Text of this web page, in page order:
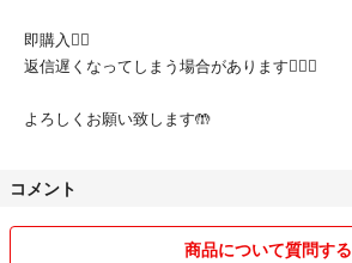
即購入🙆‍♀️
返信遅くなってしまう場合があります🙇🏽‍♀️
よろしくお願い致します🤲
コメント
商品について質問する